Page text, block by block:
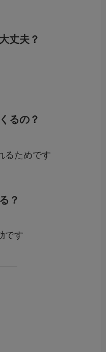
丈夫？
るの？
るためです
？
です